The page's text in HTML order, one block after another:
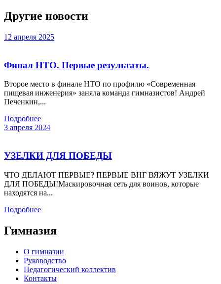
Другие новости
12 апреля 2025
Финал НТО. Первые результаты.
Второе место в финале НТО по профилю «Современная
пищевая инженерия» заняла команда гимназистов! Андрей
Печенкин,...
Подробнее
3 апреля 2024
УЗЕЛКИ ДЛЯ ПОБЕДЫ
ЧТО ДЕЛАЮТ ПЕРВЫЕ? ПЕРВЫЕ ВНГ ВЯЖУТ УЗЕЛКИ
ДЛЯ ПОБЕДЫ!Маскировочная сеть для воинов, которые
находятся на...
Подробнее
Гимназия
О гимназии
Руководство
Педагогический коллектив
Контакты